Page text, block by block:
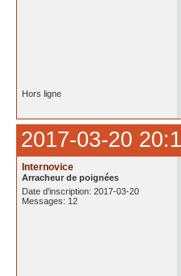
Hors ligne
2017-03-20
Internovice
Arracheur de poignées
Date d'inscription: 2017-03-20
Messages: 12